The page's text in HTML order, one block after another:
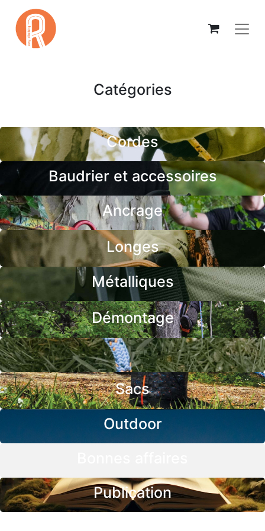
Catégories
Cordes
Baudrier et accessoires
Ancrage
Longes
Métalliques
Démontage
Sacs
Outdoor
Publication